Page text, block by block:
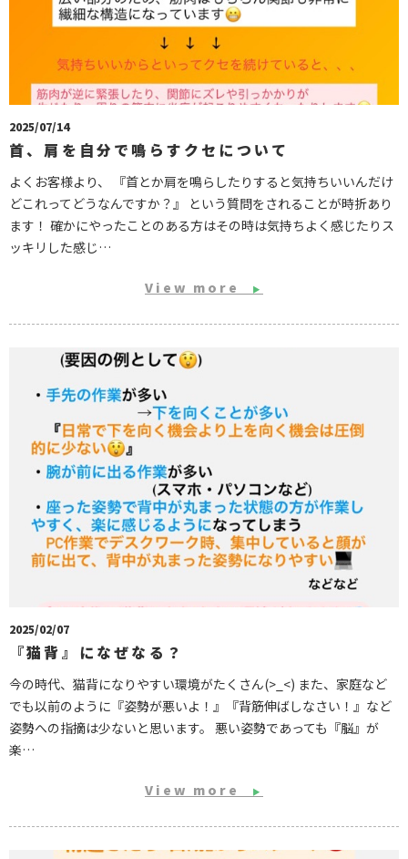
2025/07/14
首、肩を自分で鳴らすクセについて
よくお客様より、 『首とか肩を鳴らしたりすると気持ちいいんだけ
どこれってどうなんですか？』 という質問をされることが時折あり
ます！ 確かにやったことのある方はその時は気持ちよく感じたりス
ッキリした感じ…
View more ▶
2025/02/07
『猫背』になぜなる？
今の時代、猫背になりやすい環境がたくさん(>_<) また、家庭など
でも以前のように『姿勢が悪いよ！』『背筋伸ばしなさい！』など
姿勢への指摘は少ないと思います。 悪い姿勢であっても『脳』が
楽…
View more ▶